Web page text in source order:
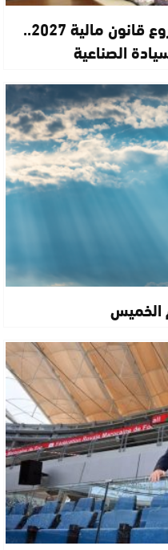
أخنوش يكشف مرتكزات مشروع قانون مالية 2027..
الصناعية
الخميس